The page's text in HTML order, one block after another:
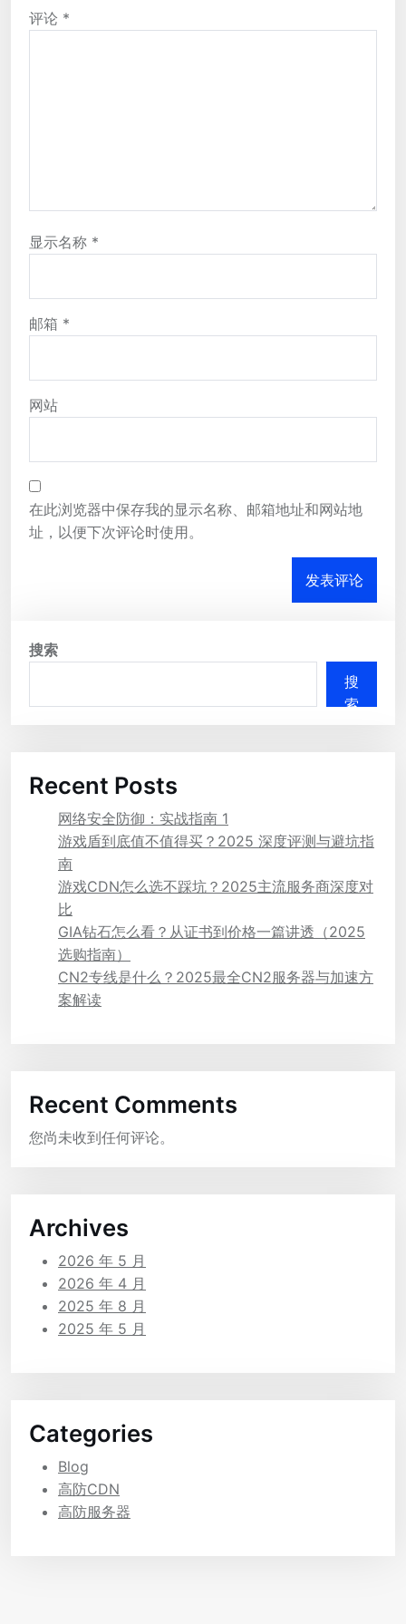
评论 *
显示名称 *
邮箱 *
网站
在此浏览器中保存我的显示名称、邮箱地址和网站地
址，以便下次评论时使用。
搜索
搜
索
Recent Posts
网络安全防御：实战指南 1
游戏盾到底值不值得买？2025 深度评测与避坑指
南
游戏CDN怎么选不踩坑？2025主流服务商深度对
比
GIA钻石怎么看？从证书到价格一篇讲透（2025
选购指南）
CN2专线是什么？2025最全CN2服务器与加速方
案解读
Recent Comments
您尚未收到任何评论。
Archives
2026 年 5 月
2026 年 4 月
2025 年 8 月
2025 年 5 月
Categories
Blog
高防CDN
高防服务器